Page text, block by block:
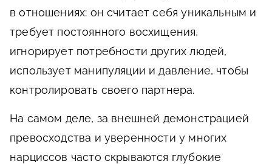
в отношениях: он считает себя уникальным и
требует постоянного восхищения,
игнорирует потребности других людей,
использует манипуляции и давление, чтобы
контролировать своего партнера.
На самом деле, за внешней демонстрацией
превосходства и уверенности у многих
нарциссов часто скрываются глубокие